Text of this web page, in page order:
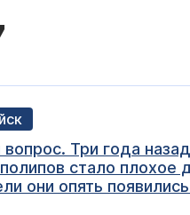
Три года
стало
они опять